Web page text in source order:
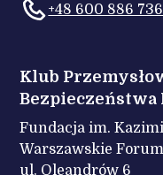
+48 600 886 736
Klub
Bezpieczeństwa
Fundacja im.
Warszawskie
ul. Oleandrów 6